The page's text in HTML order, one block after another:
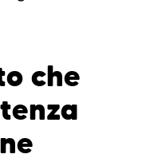
che